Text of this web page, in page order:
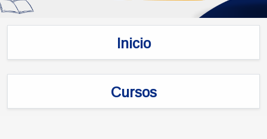
Inicio
Cursos